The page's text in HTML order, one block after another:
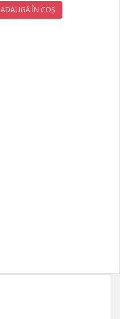
ADAUGĂ ÎN COȘ